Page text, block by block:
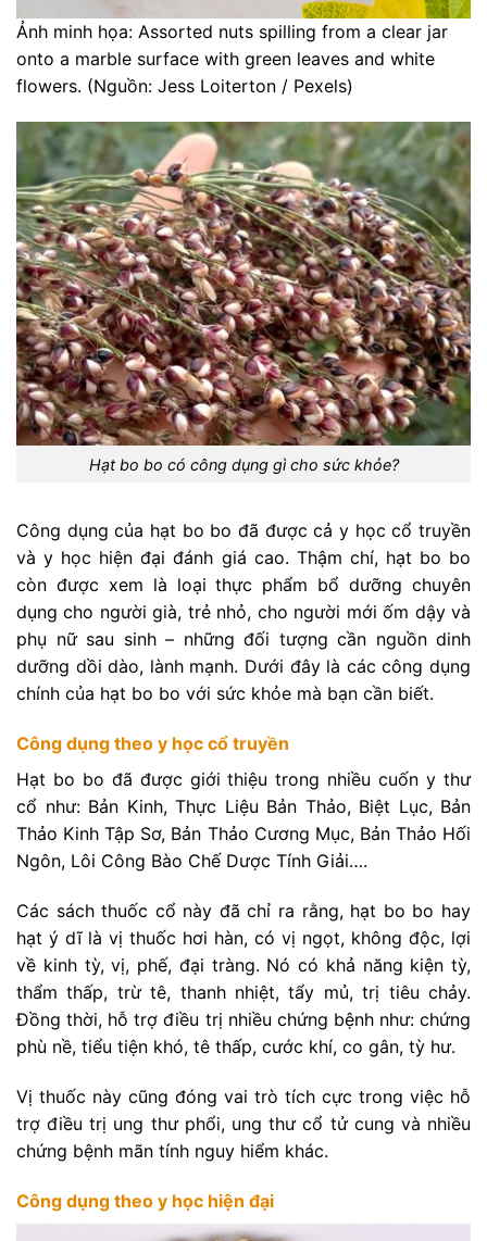
Ảnh minh họa: Assorted nuts spilling from a clear jar
onto a marble surface with green leaves and white
flowers. (Nguồn: Jess Loiterton / Pexels)
Hạt bo bo có công dụng gì cho sức khỏe?
Công dụng của hạt bo bo đã được cả y học cổ truyền
và y học hiện đại đánh giá cao. Thậm chí, hạt bo bo
còn được xem là loại thực phẩm bổ dưỡng chuyên
dụng cho người già, trẻ nhỏ, cho người mới ốm dậy và
phụ nữ sau sinh – những đối tượng cần nguồn dinh
dưỡng dồi dào, lành mạnh. Dưới đây là các công dụng
chính của hạt bo bo với sức khỏe mà bạn cần biết.
Công dụng theo y học cổ truyền
Hạt bo bo đã được giới thiệu trong nhiều cuốn y thư
cổ như: Bản Kinh, Thực Liệu Bản Thảo, Biệt Lục, Bản
Thảo Kinh Tập Sơ, Bản Thảo Cương Mục, Bản Thảo Hối
Ngôn, Lôi Công Bào Chế Dược Tính Giải….
Các sách thuốc cổ này đã chỉ ra rằng, hạt bo bo hay
hạt ý dĩ là vị thuốc hơi hàn, có vị ngọt, không độc, lợi
về kinh tỳ, vị, phế, đại tràng. Nó có khả năng kiện tỳ,
thẩm thấp, trừ tê, thanh nhiệt, tẩy mủ, trị tiêu chảy.
Đồng thời, hỗ trợ điều trị nhiều chứng bệnh như: chứng
phù nề, tiểu tiện khó, tê thấp, cước khí, co gân, tỳ hư.
Vị thuốc này cũng đóng vai trò tích cực trong việc hỗ
trợ điều trị ung thư phổi, ung thư cổ tử cung và nhiều
chứng bệnh mãn tính nguy hiểm khác.
Công dụng theo y học hiện đại